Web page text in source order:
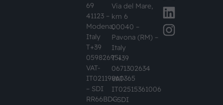
69
41123 –
Modena,
Italy
T+39
059826951
VAT-
IT02119860365
– SDI
RR66BDG
Via del Mare,
km 6
00040 –
Pavona (RM) –
Italy
T +39
0671302634
VAT-
IT02515361006
– SDI